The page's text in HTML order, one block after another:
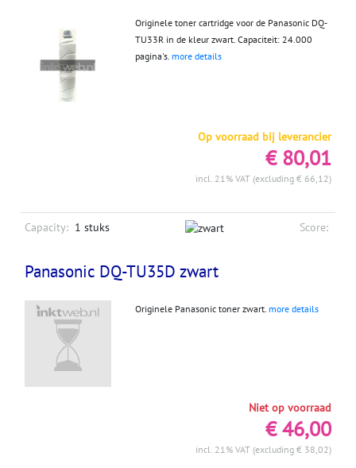
Originele toner cartridge voor de Panasonic DQ-
TU33R in de kleur zwart. Capaciteit: 24.000
pagina's. more details
Op voorraad bij leverancier
€ 80,01
incl. 21% VAT (excluding € 66,12)
Capacity: 1 stuks Score:
Panasonic DQ-TU35D zwart
Originele Panasonic toner zwart. more details
Niet op voorraad
€ 46,00
incl. 21% VAT (excluding € 38,02)